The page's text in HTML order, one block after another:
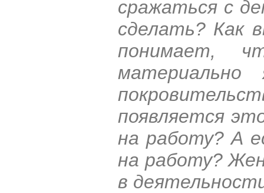
сражаться с
сделать? Как
понимает,
появляется
на работу? А
на работу?
в